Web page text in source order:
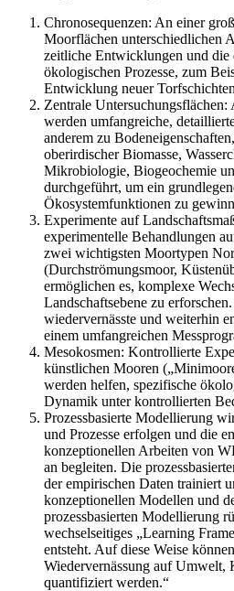
Chronosequenzen: An einer
Moorflächen unterschiedlichen
zeitliche Entwicklungen und die
ökologischen Prozesse, zum
Entwicklung neuer
Zentrale
werden umfangreiche,
anderem zu
oberirdischer Biomasse,
Mikrobiologie, Biogeochemie
durchgeführt, um ein
Ökosystemfunktionen zu
Experimente auf
experimentelle Behandlungen
zwei wichtigsten Moortypen
(Durchströmungsmoor,
ermöglichen es, komplexe
Landschaftsebene zu
wiedervernässte und weiterhin
einem umfangreichen
Mesokosmen: Kontrollierte
künstlichen Mooren
werden helfen, spezifische
Dynamik unter kontrollierten
Prozessbasierte Modellierung
und Prozesse erfolgen und die
konzeptionellen Arbeiten von
an begleiten. Die
der empirischen Daten trainiert
konzeptionellen Modellen und
prozessbasierten Modellierung
wechselseitiges „Learning
entsteht. Auf diese Weise
Wiedervernässung auf Umwelt,
quantifiziert werden.“